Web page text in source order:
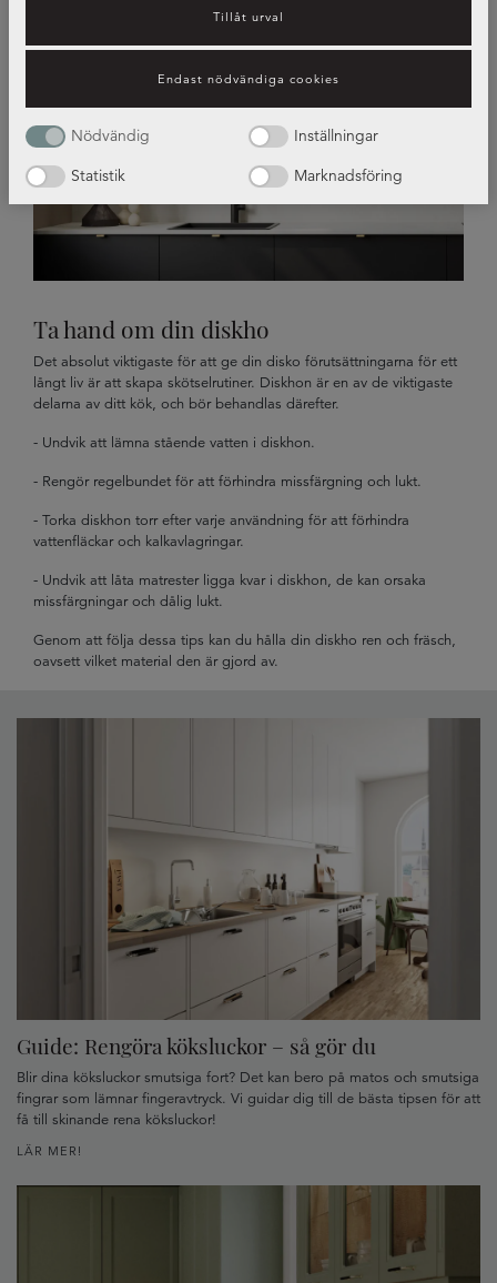
Tillåt urval
Endast nödvändiga cookies
Nödvändig
Inställningar
Statistik
Marknadsföring
Ta hand om din diskho
Det absolut viktigaste för att ge din disko förutsättningarna för ett
långt liv är att skapa skötselrutiner. Diskhon är en av de viktigaste
delarna av ditt kök, och bör behandlas därefter.
- Undvik att lämna stående vatten i diskhon.
- Rengör regelbundet för att förhindra missfärgning och lukt.
- Torka diskhon torr efter varje användning för att förhindra
vattenfläckar och kalkavlagringar.
- Undvik att låta matrester ligga kvar i diskhon, de kan orsaka
missfärgningar och dålig lukt.
Genom att följa dessa tips kan du hålla din diskho ren och fräsch,
oavsett vilket material den är gjord av.
Guide: Rengöra köksluckor – så gör du
Blir dina köksluckor smutsiga fort? Det kan bero på matos och smutsiga
fingrar som lämnar fingeravtryck. Vi guidar dig till de bästa tipsen för att
få till skinande rena köksluckor!
LÄR MER!